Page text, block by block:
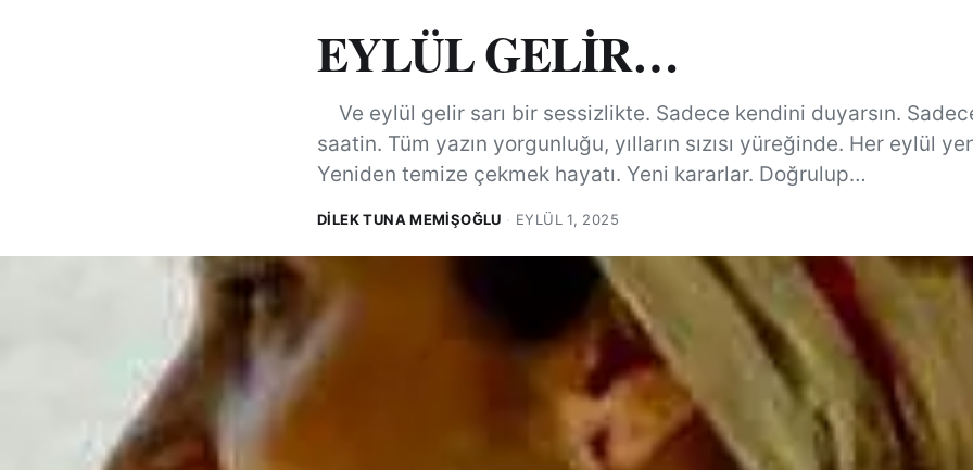
EYLÜL GELİR…
Ve eylül gelir sarı bir sessizlikte. Sadece kendini duyarsın.
saatin. Tüm yazın yorgunluğu, yılların sızısı yüreğinde. Her eylül
Yeniden temize çekmek hayatı. Yeni kararlar. Doğrulup…
DILEK TUNA MEMİŞOĞLU · EYLÜL 1, 2025